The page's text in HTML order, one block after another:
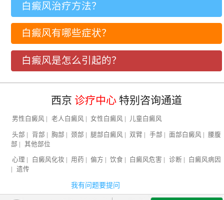
白癜风治疗方法？
白癜风有哪些症状？
白癜风是怎么引起的？
西京 诊疗中心 特别咨询通道
男性白癜风 老人白癜风 女性白癜风 儿童白癜风
头部 | 背部 | 胸部 | 颈部 | 腿部白癜风 | 双臂 | 手部 | 面部白癜风 |
腰腹
部 | 其他部位
心理 白癜风化妆 用药 偏方 饮食 白癜风危害 诊断
白癜风病因
遗传
我有问题要提问